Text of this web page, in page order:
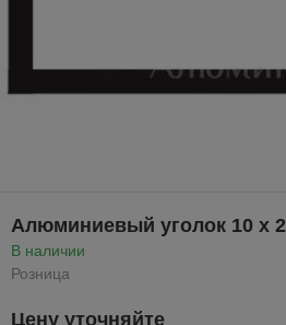
Алюминиевый уголок 10 x
В наличии
Розница
Цену уточняйте